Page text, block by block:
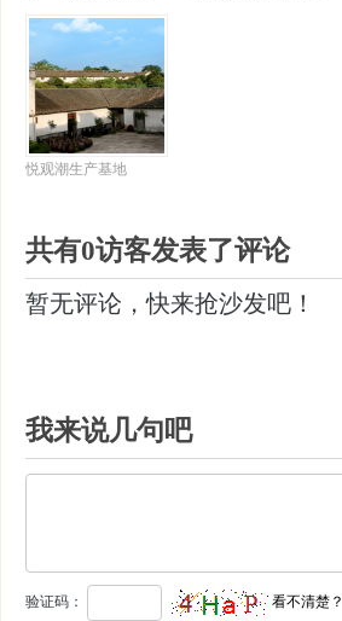
悦观潮生产基地
共有0访客发表了评论
暂无评论，快来抢沙发吧！
我来说几句吧
验证码： 看不清楚？